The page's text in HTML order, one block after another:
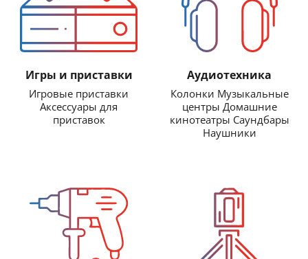
Игры и приставки
Игровые приставки
Аксессуары для
приставок
Аудиотехника
Колонки Музыкальные
центры Домашние
кинотеатры Саундбары
Наушники